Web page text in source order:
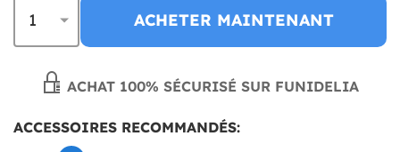
ACHETER MAINTENANT
ACHAT 100% SÉCURISÉ SUR FUNIDELIA
ACCESSOIRES RECOMMANDÉS: